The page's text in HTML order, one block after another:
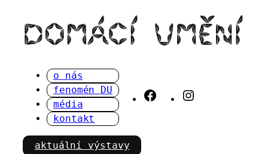
obsah
o nás
fenomén DU
média
kontakt
Facebook
aktuální výstavy